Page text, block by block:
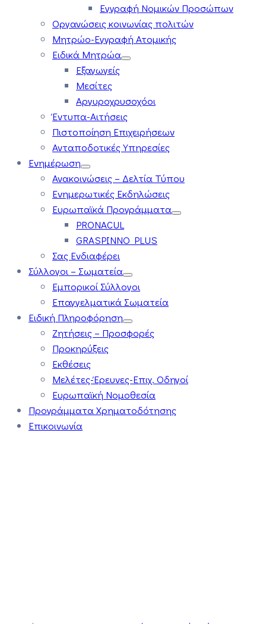
Εγγραφή Νομικών Προσώπων
Οργανώσεις κοινωνίας πολιτών
Μητρώο-Εγγραφή Ατομικής
Ειδικά Μητρώα
Εξαγωγείς
Μεσίτες
Αργυροχρυσοχόοι
Έντυπα-Αιτήσεις
Πιστοποίηση Επιχειρήσεων
Ανταποδοτικές Υπηρεσίες
Ενημέρωση
Ανακοινώσεις – Δελτία Τύπου
Ενημερωτικές Εκδηλώσεις
Ευρωπαϊκά Προγράμματα
PRONACUL
GRASPINNO PLUS
Σας Ενδιαφέρει
Σύλλογοι – Σωματεία
Εμπορικοί Σύλλογοι
Επαγγελματικά Σωματεία
Ειδική Πληροφόρηση
Ζητήσεις – Προσφορές
Προκηρύξεις
Εκθέσεις
Μελέτες-Έρευνες-Επιχ. Οδηγοί
Ευρωπαϊκή Νομοθεσία
Προγράμματα Χρηματοδότησης
Επικοινωνία